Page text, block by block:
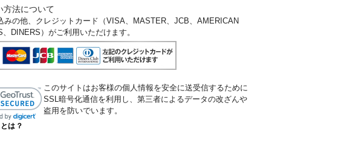
方法について
みの他、クレジットカード（VISA、MASTER、JCB、AMERICAN
、DINERS）がご利用いただけます。
は？
このサイトはお客様の個人情報を安全に送受信するために
SSL暗号化通信を利用し、第三者によるデータの改ざんや
盗用を防いでいます。